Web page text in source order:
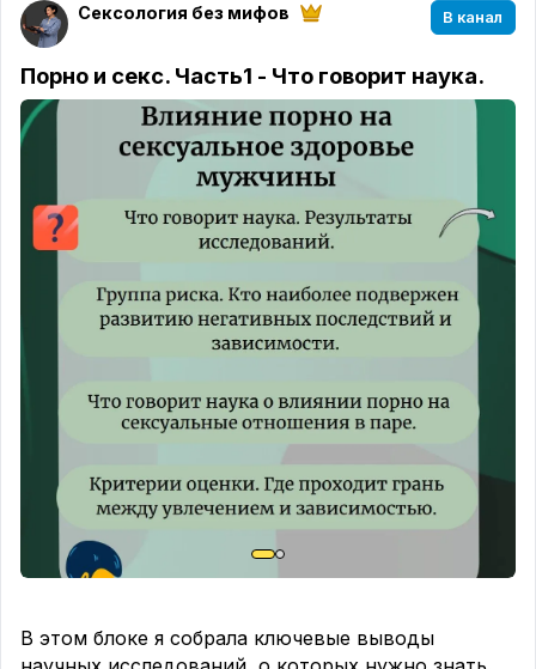
Это время сексуального обновления, стоит
игры».
Что меняется к лучшему?
📍 Уходит спешка и необходимость кому-то что-
📍 На смену количеству приходят качество и
глубина.
📍 Секс становится более осознанным и
чувственным.
Если секс в паре с таким стажем сходит на
❓ В чём могут быть причины:
хронические заболевания, приём некоторых
препаратов.
Мифы в голове
бывает», «он должен быть только спонтанным»,
становится скучным или не приносит
Сексология без мифов В канал
Порно и секс. Часть1 - Что говорит наука.
В этом блоке я собрала ключевые выводы